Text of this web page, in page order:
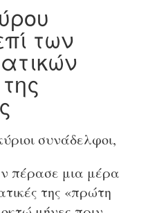
των
συνάδελφοι,
πέρασε μια μέρα
της «πρώτη